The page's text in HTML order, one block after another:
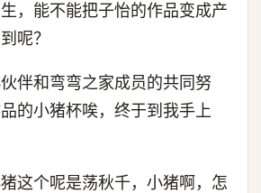
，能不能把子怡的作品变成产
呢？
伴和弯弯之家成员的共同努
的小猪杯唉，终于到我手上
这个呢是荡秋千，小猪啊，怎